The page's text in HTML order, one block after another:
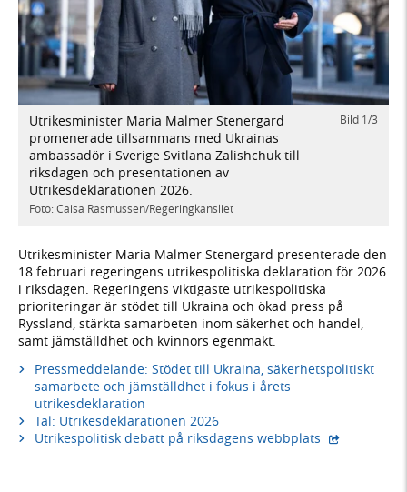
Bild 1/3
Utrikesminister Maria Malmer Stenergard
promenerade tillsammans med Ukrainas
ambassadör i Sverige Svitlana Zalishchuk till
riksdagen och presentationen av
Utrikesdeklarationen 2026.
Foto: Caisa Rasmussen/Regeringkansliet
Föregående Nästa
Utrikesminister Maria Malmer Stenergard presenterade den
18 februari regeringens utrikespolitiska deklaration för 2026
i riksdagen. Regeringens viktigaste utrikespolitiska
prioriteringar är stödet till Ukraina och ökad press på
Ryssland, stärkta samarbeten inom säkerhet och handel,
samt jämställdhet och kvinnors egenmakt.
Pressmeddelande: Stödet till Ukraina, säkerhetspolitiskt
samarbete och jämställdhet i fokus i årets
utrikesdeklaration
Tal: Utrikesdeklarationen 2026
Utrikespolitisk debatt på riksdagens webbplats - extern